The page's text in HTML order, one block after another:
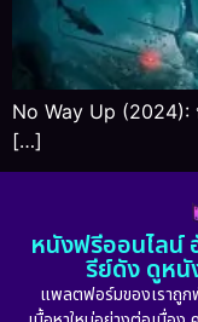
No Way Up
[…]
หนังฟรีออนไลน์
รีย์ดัง ดูหนั
แพลตฟอร์มของเราถู